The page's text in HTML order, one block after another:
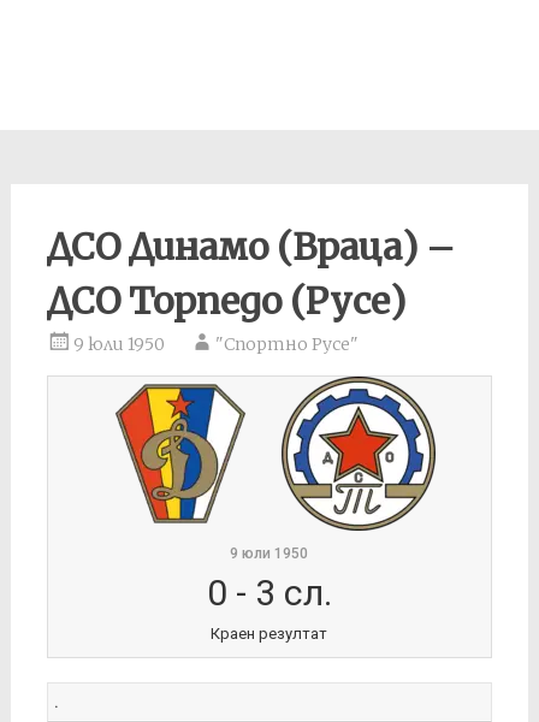
ДСО Динамо (Враца) –
ДСО Торпедо (Русе)
9 юли 1950 "Спортно Русе"
9 юли 1950
0 - 3 сл.
Краен резултат
.